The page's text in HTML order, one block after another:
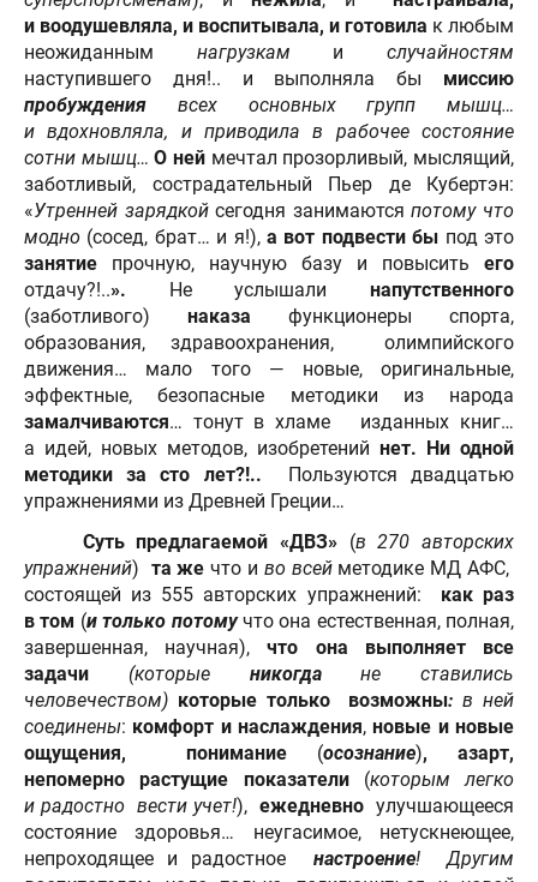
и воодушевляла, и воспитывала, и готовила к любым
неожиданным нагрузкам ислучайностям
наступившего дня!.. и выполняла бы миссию
пробуждения всех основных групп мышц…
и вдохновляла, и приводила в рабочее состояние
сотни мышц… О ней мечтал прозорливый, мыслящий,
заботливый, сострадательный Пьер де Кубертэн:
«Утренней зарядкойсегодня занимаютсяпотому что
модно (сосед, брат… и я!), а вот подвести бы под это
занятие прочную, научную базу и повысить его
отдачу?!..». Не услышалинапутственного
(заботливого) наказа функционеры спорта,
образования, здравоохранения, олимпийского
движения… мало того — новые, оригинальные,
эффектные, безопасные методики из народа
замалчиваются… тонут в хламе изданных книг…
а идей, новых методов, изобретений нет. Ни одной
методики за сто лет?!.. Пользуются двадцатью
упражнениями из Древней Греции…
Суть предлагаемой «ДВЗ»(в 270 авторских
упражнений) та жечто и во всейметодике МД АФС,
состоящей из 555 авторских упражнений: как раз
в том (и только потомучто она естественная, полная,
завершенная, научная),что она выполняет все
задачи (которые никогдане ставились
человечеством) которые только возможны:в ней
соединены: комфорт и наслаждения,новые и новые
ощущения,
понимание (осознание), азарт,
непомерно растущие показатели (которым легко
и радостно вести учет!), ежедневно улучшающееся
состояние здоровья… неугасимое, нетускнеющее,
непроходящее и радостное настроение! Другим